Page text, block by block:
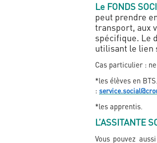
Le FONDS
peut prendre
transport, aux
spécifique. Le
utilisant le lien
Cas particulier :
*les élèves en
:
*les apprentis.
L’ASSITANTE
Vous pouvez